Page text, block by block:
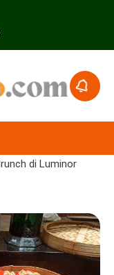
di Luminor